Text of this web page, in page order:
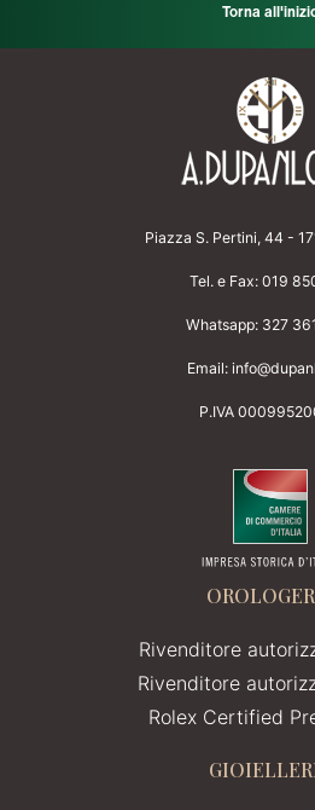
Torna
Piazza S. Pertini, 44 -
Tel. e Fax: 019
Whatsapp: 327
Email:
P.IVA
Rivenditore
Rivenditore
Rolex Certified